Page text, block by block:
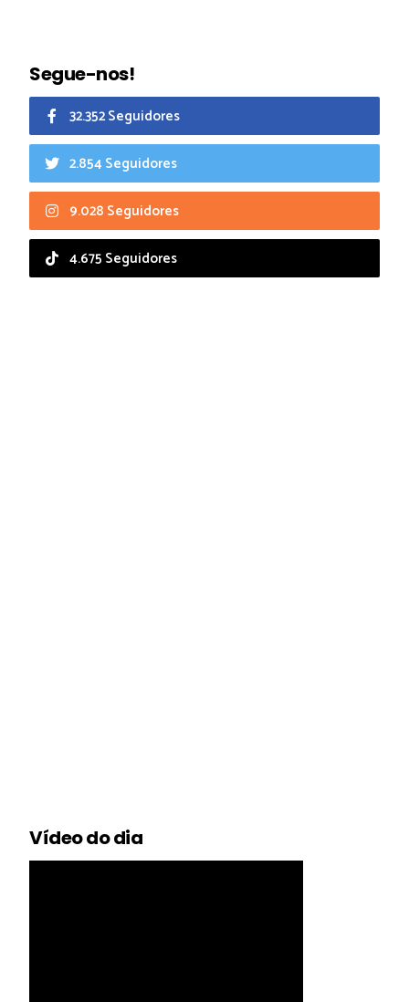
Segue-nos!
32.352 Seguidores
2.854 Seguidores
9.028 Seguidores
4.675 Seguidores
Vídeo do dia